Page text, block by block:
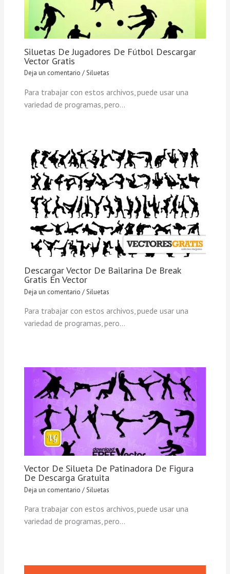
Siluetas De Jugadores De Fútbol Descargar
Vector Gratis
Deja un comentario /Siluetas
Para trabajar con estos archivos, puede usar una
variedad de programas, pero…
Descargar Vector De Bailarina De Break
Gratis En Vector
Deja un comentario /Siluetas
Para trabajar con estos archivos, puede usar una
variedad de programas, pero…
Vector De Silueta De Patinadora De Figura
De Descarga Gratuita
Deja un comentario /Siluetas
Para trabajar con estos archivos, puede usar una
variedad de programas, pero…